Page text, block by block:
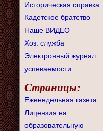
Историческая справка
Кадетское братство
Наше ВИДЕО
Хоз. служба
Электронный журнал
успеваемости
Страницы:
Еженедельная газета
Лицензия на
образовательную